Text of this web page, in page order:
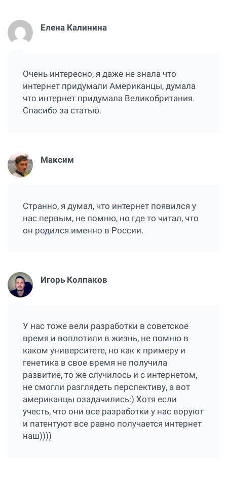
Елена Калинина
Очень интересно, я даже не знала что
интернет придумали Американцы, думала
что интернет придумала Великобритания.
Спасибо за статью.
Максим
Странно, я думал, что интернет появился у
нас первым, не помню, но где то читал, что
он родился именно в России.
Игорь Колпаков
У нас тоже вели разработки в советское
время и воплотили в жизнь, не помню в
каком университете, но как к примеру и
генетика в свое время не получила
развитие, то же случилось и с интернетом,
не смогли разглядеть перспективу, а вот
американцы озадачились:) Хотя если
учесть, что они все разработки у нас воруют
и патентуют все равно получается интернет
наш))))